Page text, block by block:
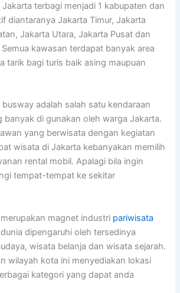
terbagi menjadi 1 kabupaten dan
diantaranya Jakarta Timur, Jakarta
Jakarta Utara, Jakarta Pusat dan
Semua kawasan terdapat banyak area
tarik bagi turis baik asing maupuan
adalah salah satu kendaraan
banyak di gunakan oleh warga Jakarta.
yang berwisata dengan kegiatan
wisata di Jakarta kebanyakan memilih
rental mobil. Apalagi bila ingin
tempat-tempat ke sekitar
magnet industri pariwisata
dipengaruhi oleh tersedinya
wisata belanja dan wisata sejarah.
wilayah kota ini menyediakan lokasi
kategori yang dapat anda